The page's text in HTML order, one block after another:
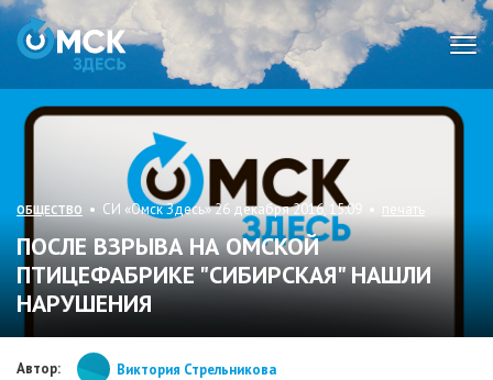
ОБЩЕСТВО • СИ «Омск Здесь» 26 декабря 2016, 15:09 • печать
ПОСЛЕ ВЗРЫВА НА ОМСКОЙ
ПТИЦЕФАБРИКЕ "СИБИРСКАЯ" НАШЛИ
НАРУШЕНИЯ
Автор: Виктория Стрельникова